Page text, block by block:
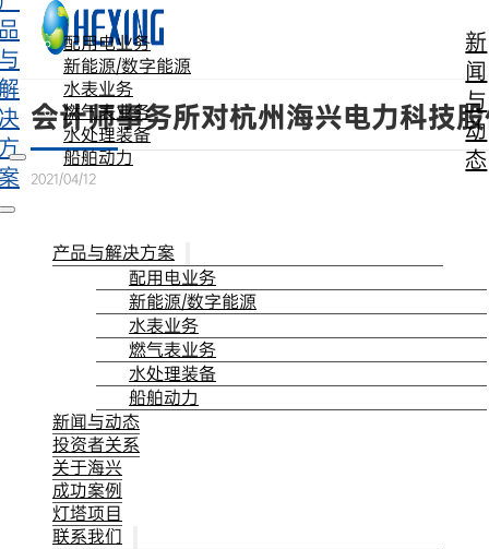
跳转到主要内容 跳转到页脚
配用电业务
新能源/数字能源
水表业务
燃气表业务
水处理装备
船舶动力
新
闻
与
动
态
产品与解决方案
配用电业务
新能源/数字能源
水表业务
燃气表业务
水处理装备
船舶动力
新闻与动态
投资者关系
关于海兴
成功案例
灯塔项目
联系我们
会计师事务所对杭州海兴电力科技
2021/04/12